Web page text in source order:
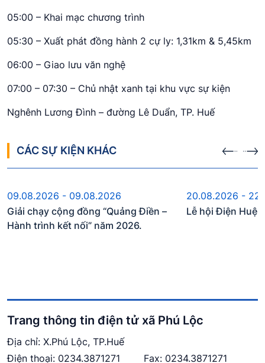
05:00 – Khai mạc chương trình
05:30 – Xuất phát đồng hành 2 cự ly: 1,31km & 5,45km
06:00 – Giao lưu văn nghệ
07:00 – 07:30 – Chủ nhật xanh tại khu vực sự kiện
Nghênh Lương Đình – đường Lê Duẩn, TP. Huế
CÁC SỰ KIỆN KHÁC
Sự kiện sắp diễn ra
09.08.2026 - 09.08.2026
Giải chạy cộng đồng “Quảng Điền –
Hành trình kết nối” năm 2026.
Sự kiện
20.08.2026 -
Lễ hội Điện Huệ
Trang thông tin điện tử xã Phú Lộc
Địa chỉ: X.Phú Lộc, TP.Huế
Điện thoại: 0234.3871271 Fax: 0234.3871271